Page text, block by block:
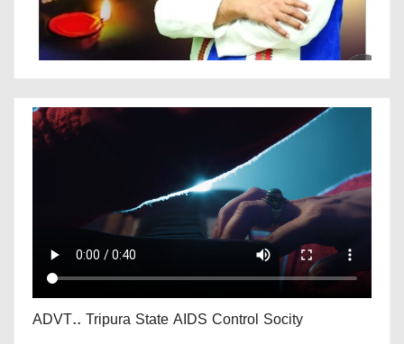
ADVT.. Tripura State AIDS Control Socity